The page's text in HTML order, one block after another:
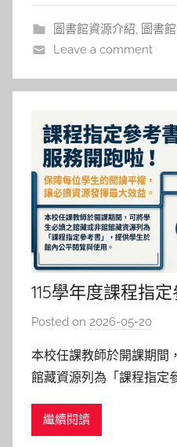
歷程是
圖書館資源介紹, 圖書
Leave a comment
115學年度課程指
年版>
Posted on 2026-05-20
湯
春
本校任課教師於開課期間
館藏資源列為「課程指定
藏整合查詢系統（
繼續閱讀